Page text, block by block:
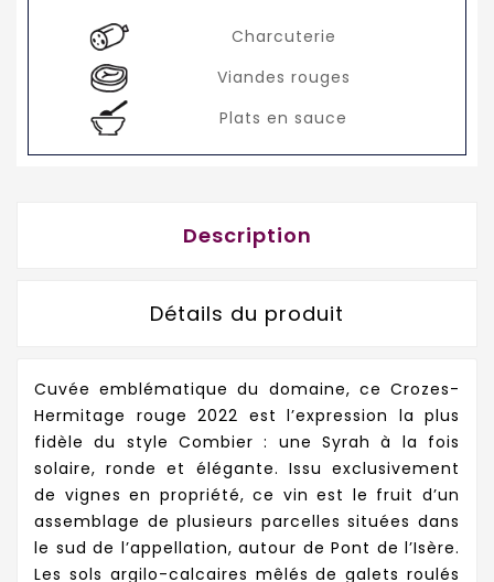
Charcuterie
Viandes rouges
Plats en sauce
Description
Détails du produit
Cuvée emblématique du domaine, ce Crozes-
Hermitage rouge 2022 est l’expression la plus
fidèle du style Combier : une Syrah à la fois
solaire, ronde et élégante. Issu exclusivement
de vignes en propriété, ce vin est le fruit d’un
assemblage de plusieurs parcelles situées dans
le sud de l’appellation, autour de Pont de l’Isère.
Les sols argilo-calcaires mêlés de galets roulés